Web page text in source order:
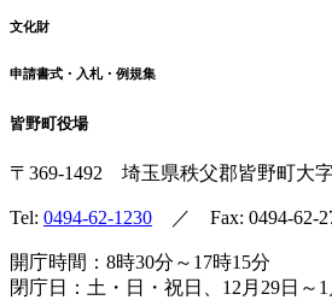
文化財
申請書式・入札・例規集
皆野町役場
〒369-1492 埼玉県秩父郡皆野町大
Tel: 0494-62-1230 ／ Fax: 0494-62-
開庁時間：8時30分～17時15分
閉庁日：土・日・祝日、12月29日～1